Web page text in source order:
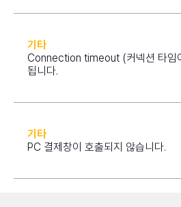
기타
Connection timeout (커넥션 타임
됩니다.
기타
PC 결제창이 호출되지 않습니다.